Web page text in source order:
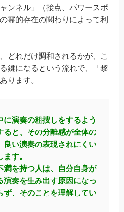
ンネル」（接点、パワースポ
霊的存在の関わりによって利
どれだけ調和されるかが、こ
鍵になるという流れで、『黎
ります。
に演奏の粗捜しをするよう
ると、その分離感が全体の
良い演奏の表現されにくい
す。
満を持つ人は、自分自身が
演奏を生み出す原因になっ
ず、そのことを理解してい